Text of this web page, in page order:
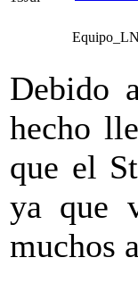
Debido
hecho
que el
ya que
muchos